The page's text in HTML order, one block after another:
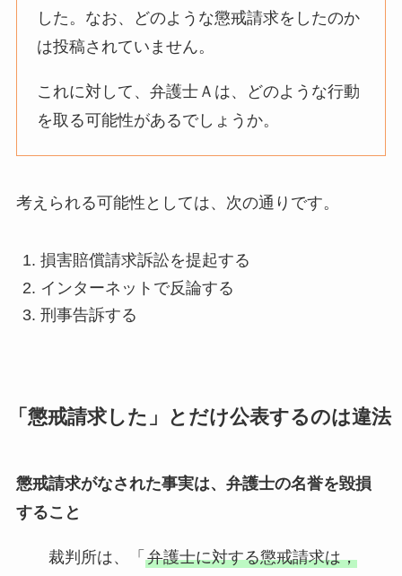
した。なお、どのような懲戒請求をしたのか
は投稿されていません。
これに対して、弁護士Ａは、どのような行動
を取る可能性があるでしょうか。
考えられる可能性としては、次の通りです。
損害賠償請求訴訟を提起する
インターネットで反論する
刑事告訴する
「懲戒請求した」とだけ公表するのは違法
懲戒請求がなされた事実は、弁護士の名誉を毀損
すること
裁判所は、「 弁護士に対する懲戒請求は，